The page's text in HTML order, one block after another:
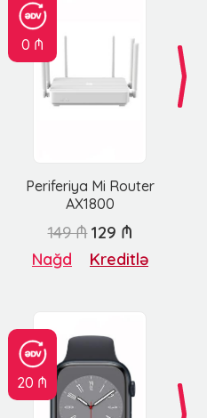
0 ₼
Periferiya Mi Router
AX1800
149 ₼ 129 ₼
Nağd Kreditlə
20 ₼